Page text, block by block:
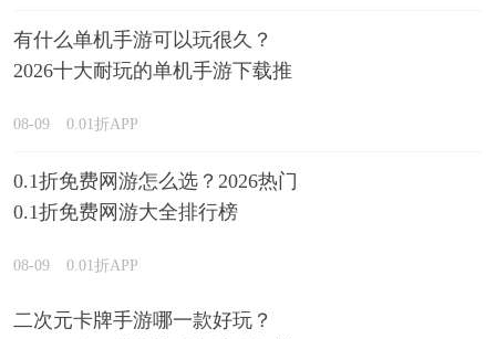
有什么单机手游可以玩很久？
2026十大耐玩的单机手游下载推
08-09 0.01折APP
0.1折免费网游怎么选？2026热门
0.1折免费网游大全排行榜
08-09 0.01折APP
二次元卡牌手游哪一款好玩？